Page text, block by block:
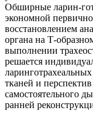
Обширные ларин-
экономной
восстановлением
органа на Т-
выполнении
решается
тканей и
самостоятельного
ранней